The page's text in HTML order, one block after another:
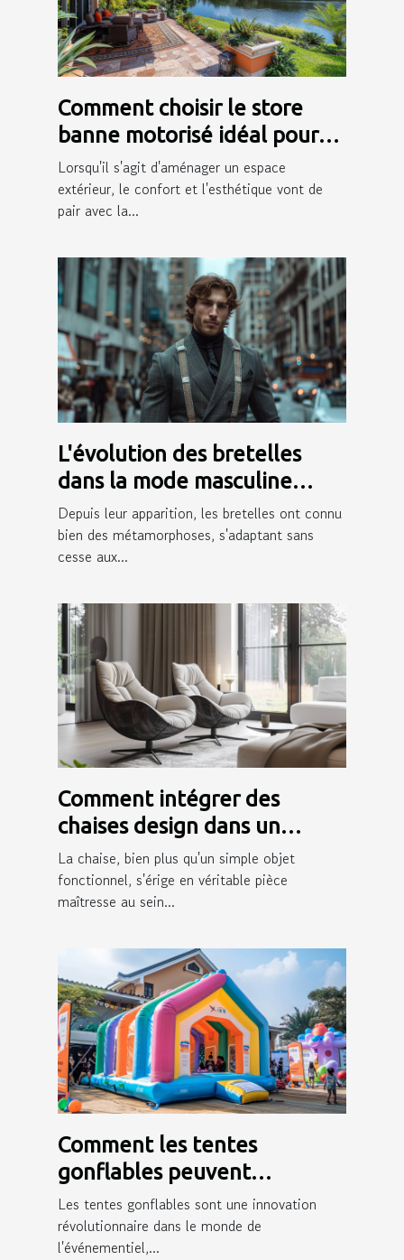
Comment choisir le store
banne motorisé idéal pour
votre extérieur
Lorsqu'il s'agit d'aménager un espace
extérieur, le confort et l'esthétique vont de
pair avec la...
L'évolution des bretelles
dans la mode masculine
moderne
Depuis leur apparition, les bretelles ont connu
bien des métamorphoses, s'adaptant sans
cesse aux...
Comment intégrer des
chaises design dans un
intérieur moderne
La chaise, bien plus qu'un simple objet
fonctionnel, s'érige en véritable pièce
maîtresse au sein...
Comment les tentes
gonflables peuvent
dynamiser votre présence
événementielle
Les tentes gonflables sont une innovation
révolutionnaire dans le monde de
l'événementiel,...